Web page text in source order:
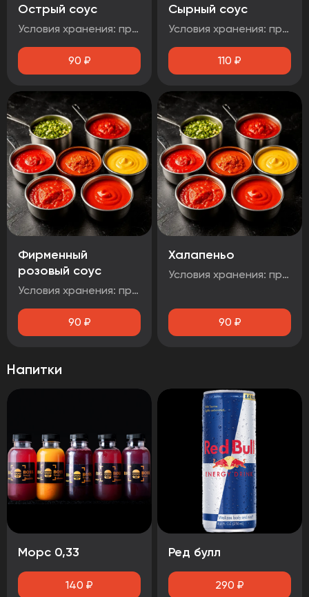
Острый соус
Условия хранения: при температуре от плюс 2°C до плюс 4°C Срок годности: 48 часов Т.У 10.71. 11-001-48751922-2017 Рекомендуется употребить сразу после вскрытия упаковки Без ГМО
90 ₽
Сырный соус
Условия хранения: при температуре от плюс 2°C до плюс 4°C Срок годности: 48 часов Т.У 10.71. 11-001-48751922-2017 Рекомендуется употребить сразу после вскрытия упаковки Без ГМО
110 ₽
Фирменный
розовый соус
Условия хранения: при температуре от плюс 2°C до плюс 4°C Срок годности: 48 часов Т.У 10.71. 11-001-48751922-2017 Рекомендуется употребить сразу после вскрытия упаковки Без ГМ
90 ₽
Халапеньо
Условия хранения: при температуре от плюс 2°C до плюс 4°C Срок годности: 48 часов Т.У 10.71. 11-001-48751922-2017 Рекомендуется употребить сразу после вскрытия упаковки Без ГМО
90 ₽
Напитки
Морс 0,33
140 ₽
Ред булл
290 ₽